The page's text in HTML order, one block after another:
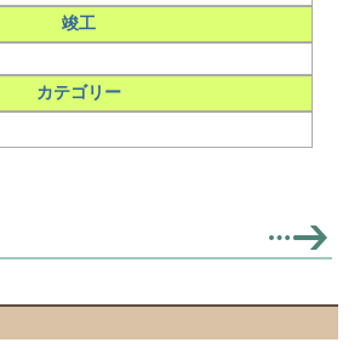
竣工
カテゴリー